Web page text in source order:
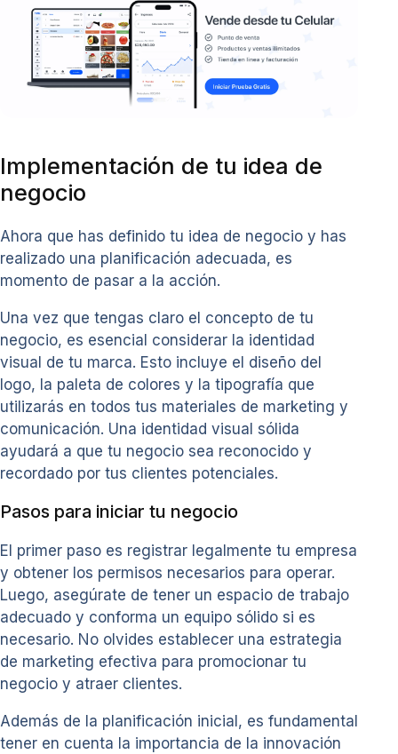
Implementación de tu idea de
negocio
Ahora que has definido tu idea de negocio y has
realizado una planificación adecuada, es
momento de pasar a la acción.
Una vez que tengas claro el concepto de tu
negocio, es esencial considerar la identidad
visual de tu marca. Esto incluye el diseño del
logo, la paleta de colores y la tipografía que
utilizarás en todos tus materiales de marketing y
comunicación. Una identidad visual sólida
ayudará a que tu negocio sea reconocido y
recordado por tus clientes potenciales.
Pasos para iniciar tu negocio
El primer paso es registrar legalmente tu empresa
y obtener los permisos necesarios para operar.
Luego, asegúrate de tener un espacio de trabajo
adecuado y conforma un equipo sólido si es
necesario. No olvides establecer una estrategia
de marketing efectiva para promocionar tu
negocio y atraer clientes.
Además de la planificación inicial, es fundamental
tener en cuenta la importancia de la innovación